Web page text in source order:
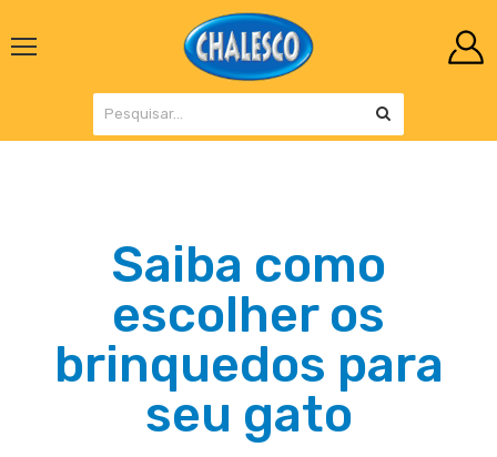
Saiba como
escolher os
brinquedos para
seu gato